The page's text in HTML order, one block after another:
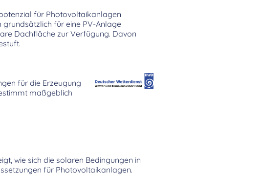
für Photovoltaikanlagen
grundsätzlich für eine PV-Anlage
Dachfläche zur Verfügung. Davon
für die Erzeugung
maßgeblich
wie sich die solaren Bedingungen in
für Photovoltaikanlagen.